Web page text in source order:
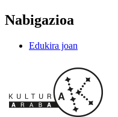
Nabigazioa
Edukira joan